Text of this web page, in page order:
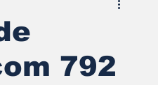
792